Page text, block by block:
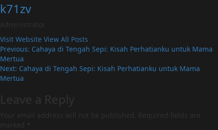
k71zv
Administrator
Visit Website View All Posts
Post
navigation
Previous: Cahaya di Tengah Sepi: Kisah Perhatianku untuk Mama
Mertua
Next: Cahaya di Tengah Sepi: Kisah Perhatianku untuk Mama
Mertua
Leave a Reply
Your email address will not be published.
Required fields are
marked